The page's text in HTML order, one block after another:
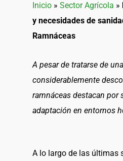
Inicio » Sector Agrícola »
y necesidades de
Ramnáceas
A pesar de tratarse de
considerablemente
ramnáceas destacan por
adaptación en entornos
A lo largo de las últimas